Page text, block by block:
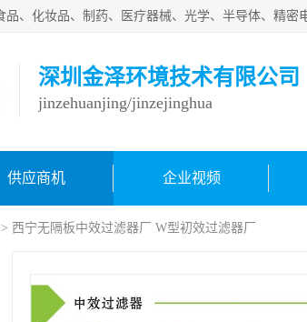
深圳金泽环境技术有限公司
jinzehuanjing/jinzejinghua
供应商机 企业视频
> 西宁无隔板中效过滤器厂 W型初效过滤器厂